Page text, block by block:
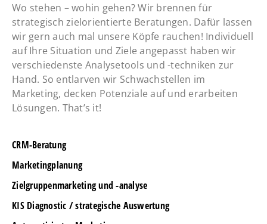
Wo stehen – wohin gehen? Wir brennen für
strategisch zielorientierte Beratungen. Dafür lassen
wir gern auch mal unsere Köpfe rauchen! Individuell
auf Ihre Situation und Ziele angepasst haben wir
verschiedenste Analysetools und -techniken zur
Hand. So entlarven wir Schwachstellen im
Marketing, decken Potenziale auf und erarbeiten
Lösungen. That’s it!
CRM-Beratung
Marketingplanung
Zielgruppenmarketing und -analyse
KIS Diagnostic / strategische Auswertung